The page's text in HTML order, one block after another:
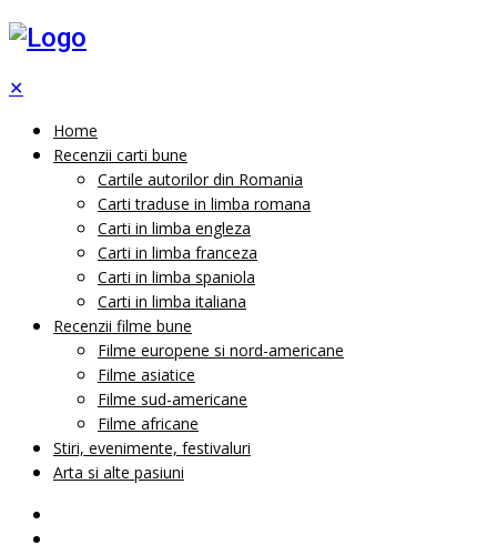
✕
Home
Recenzii carti bune
Cartile autorilor din Romania
Carti traduse in limba romana
Carti in limba engleza
Carti in limba franceza
Carti in limba spaniola
Carti in limba italiana
Recenzii filme bune
Filme europene si nord-americane
Filme asiatice
Filme sud-americane
Filme africane
Stiri, evenimente, festivaluri
Arta si alte pasiuni